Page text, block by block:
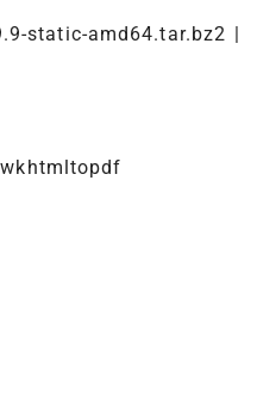
static-amd64.tar.bz2 |